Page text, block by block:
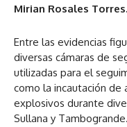
Mirian Rosales Torres.
Entre las evidencias
diversas cámaras de
utilizadas para el
como la incautación de
explosivos durante
Sullana y Tambogrande.